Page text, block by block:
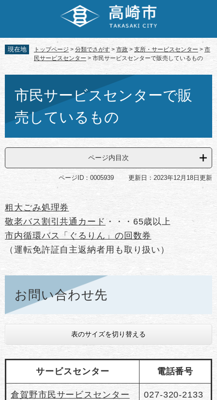
先
頭
す。
を
飛
し
現在地 トップページ > 分類でさがす > 市政 > 支所・サービスセンター > 市
民サービスセンター > 市民サービスセンターで販売しているもの
市民サービスセンターで販
売しているもの
ページ内目次
ページID：0005939 更新日：2023年12月18日更新
粗大ごみ処理券
敬老バス割引共通カード・・・65歳以上
市内循環バス「ぐるりん」の回数券
（運転免許証自主返納者用も取り扱い）
お問い合わせ先
表のサイズを切り替える
サービスセンター 電話番号
倉賀野市民サービスセンター 027-320-2133